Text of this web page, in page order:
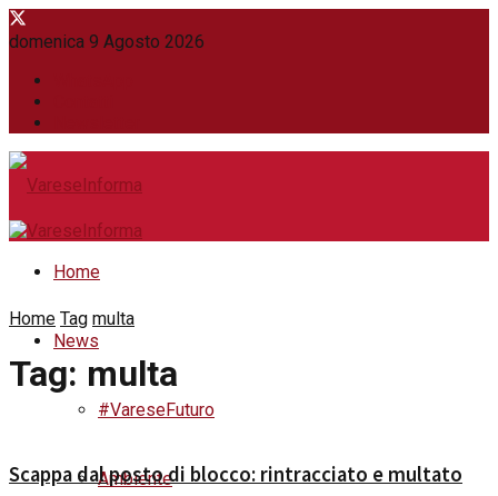
domenica 9 Agosto 2026
Home
News
#VareseFuturo
Ambiente
Home Tag multa
Tag: multa
Scappa dal posto di blocco: rintracciato e multato